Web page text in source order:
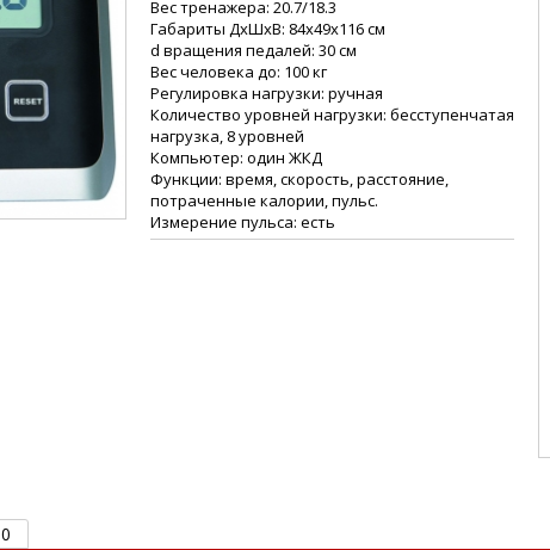
Вес тренажера: 20.7/18.3
Габариты ДхШхВ: 84х49х116 см
d вращения педалей: 30 см
Вес человека до: 100 кг
Регулировка нагрузки: ручная
Количество уровней нагрузки: бесступенчатая
нагрузка, 8 уровней
Компьютер: один ЖКД
Функции: время, скорость, расстояние,
потраченные калории, пульс.
Измерение пульса: есть